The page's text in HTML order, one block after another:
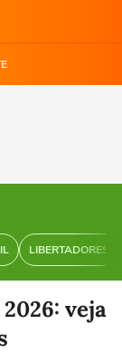
LIBERTADORES
veja